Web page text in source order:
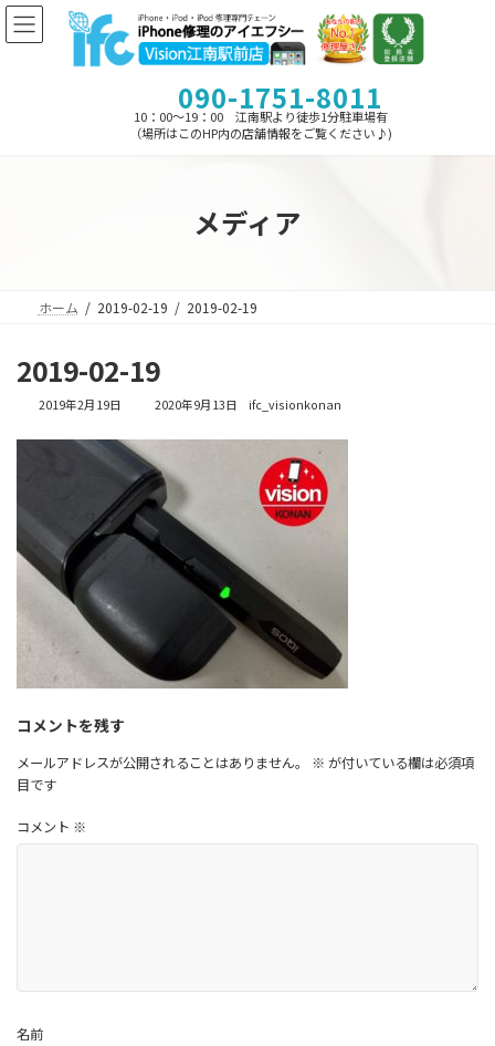
コ
テ
ナ
ゲ
090-1751-8011
10：00～19：00 江南駅より徒歩1分駐車場有
（場所はこのHP内の店舗情報をご覧ください♪)
メディア
ホーム 2019-02-19 2019-02-19
2019-02-19
2019年2月19日
最
更
日
時
:
2020年9月13日 ifc_visionkonan
コメントを残す
メールアドレスが公開されることはありません。 ※ が付いている欄は必須項
目です
コメント ※
名前